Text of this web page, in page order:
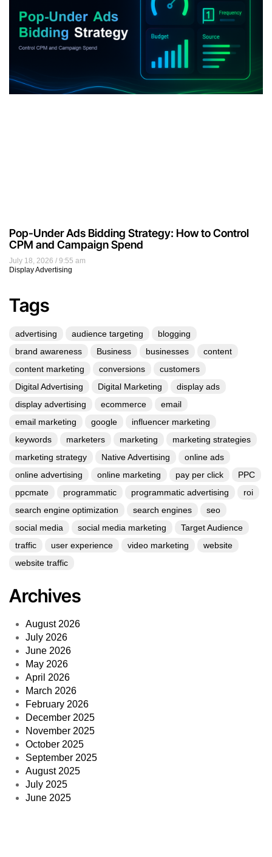
July 18, 2026
9:55 am
Display Advertising
Pop-Under Ads Bidding Strategy: How to Control
CPM and Campaign Spend
Tags
advertising audience targeting
blogging
brand awareness
Business businesses
content
content marketing
conversions
customers
Digital Advertising
Digital Marketing
display ads
display advertising
ecommerce
email
email marketing
google
influencer marketing
keywords
marketers marketing
marketing strategies
marketing strategy
Native Advertising
online ads
online advertising
online marketing pay per click
PPC
ppcmate
programmatic programmatic advertising
roi
search engine optimization
search engines
seo
social media
social media marketing
Target Audience
traffic
user experience video marketing
website
website traffic
Archives
August 2026
July 2026
June 2026
May 2026
April 2026
March 2026
February 2026
December 2025
November 2025
October 2025
September 2025
August 2025
July 2025
June 2025